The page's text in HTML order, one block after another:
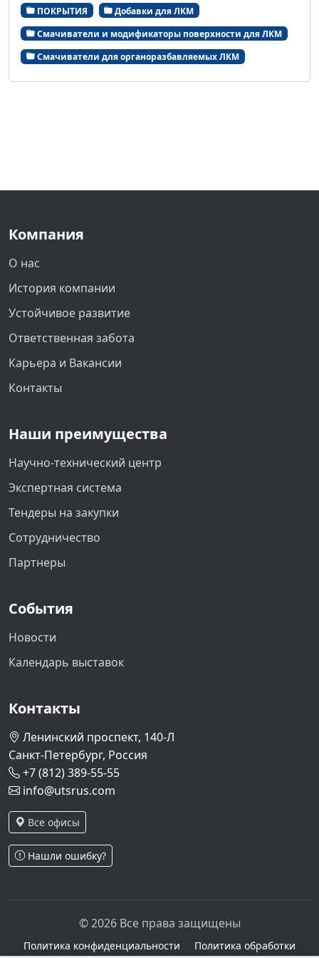
ПОКРЫТИЯ
Добавки для ЛКМ
Смачиватели и модификаторы поверхности для ЛКМ
Смачиватели для органоразбавляемых ЛКМ
Компания
О нас
История компании
Устойчивое развитие
Ответственная забота
Карьера и Вакансии
Контакты
Наши преимущества
Научно-технический центр
Экспертная система
Тендеры на закупки
Сотрудничество
Партнеры
События
Новости
Календарь выставок
Контакты
Ленинский проспект, 140-Л
Санкт-Петербург, Россия
+7 (812) 389-55-55
info@utsrus.com
Все офисы
Нашли ошибку?
© 2026 Все права защищены
Политика конфиденциальности
Политика обработки